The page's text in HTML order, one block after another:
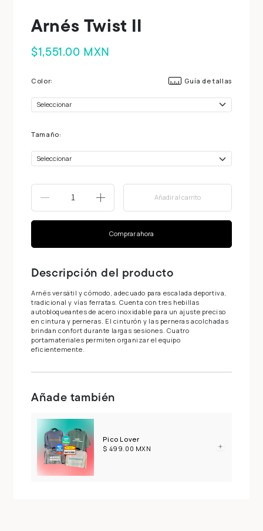
Arnés Twist II
$1,551.00 MXN
Color: Guía de tallas
Tamaño:
+ Añadir al carrito
Comprar ahora
Descripción del producto
Arnés versátil y cómodo, adecuado para escalada deportiva,
tradicional y vías ferratas. Cuenta con tres hebillas
autobloqueantes de acero inoxidable para un ajuste preciso
en cintura y perneras. El cinturón y las perneras acolchadas
brindan confort durante largas sesiones. Cuatro
portamateriales permiten organizar el equipo
eficientemente.
Añade también
Pico Lover
$ 499.00 MXN